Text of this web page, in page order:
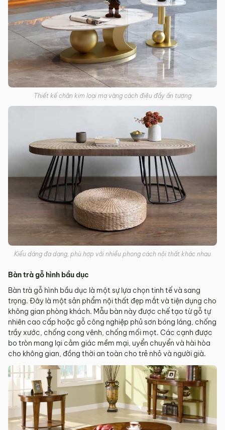
Thiết kế chân kim loại mạ vàng cách điệu đầy ấn tượng
Kiểu dáng đa dạng, phù hợp với nhiều phong cách nội thất khác nhau
Bàn trà gỗ hình bầu dục
Bàn trà gỗ hình bầu dục là một sự lựa chọn tinh tế và sang
trọng. Đây là một sản phẩm nội thất đẹp mắt và tiện dụng cho
không gian phòng khách. Mẫu bàn này được chế tạo từ gỗ tự
nhiên cao cấp hoặc gỗ công nghiệp phủ sơn bóng láng, chống
trầy xước, chống cong vênh, chống mối mọt. Các cạnh được
bo tròn mang lại cảm giác mềm mại, uyển chuyển và hài hòa
cho không gian, đồng thời an toàn cho trẻ nhỏ và người già.